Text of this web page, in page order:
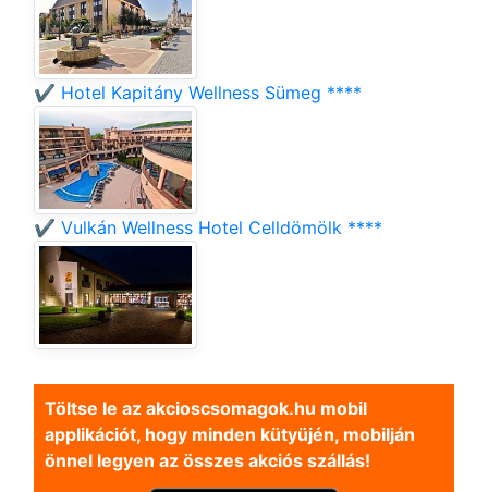
✔️ Hotel Kapitány Wellness Sümeg ****
✔️ Vulkán Wellness Hotel Celldömölk ****
Töltse le az akcioscsomagok.hu mobil
applikációt, hogy minden kütyüjén, mobilján
önnel legyen az összes akciós szállás!